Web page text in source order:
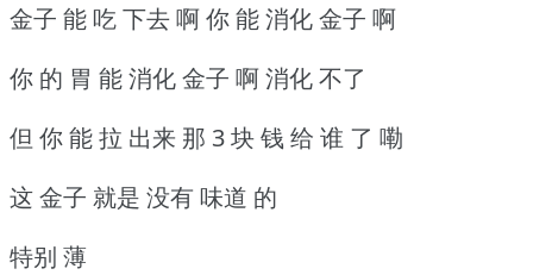
金子 能 吃 下去 啊 你 能 消化 金子 啊
你 的 胃 能 消化 金子 啊 消化 不了
但 你 能 拉 出来 那 3 块 钱 给 谁 了 嘞
这 金子 就是 没有 味道 的
特别 薄